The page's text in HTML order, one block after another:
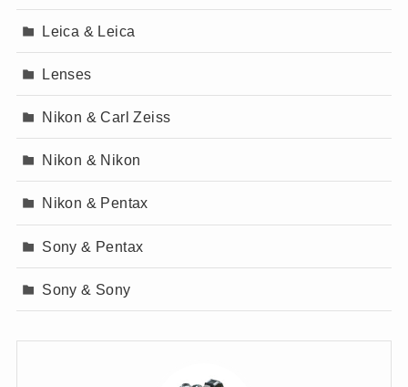
Leica & Leica
Lenses
Nikon & Carl Zeiss
Nikon & Nikon
Nikon & Pentax
Sony & Pentax
Sony & Sony